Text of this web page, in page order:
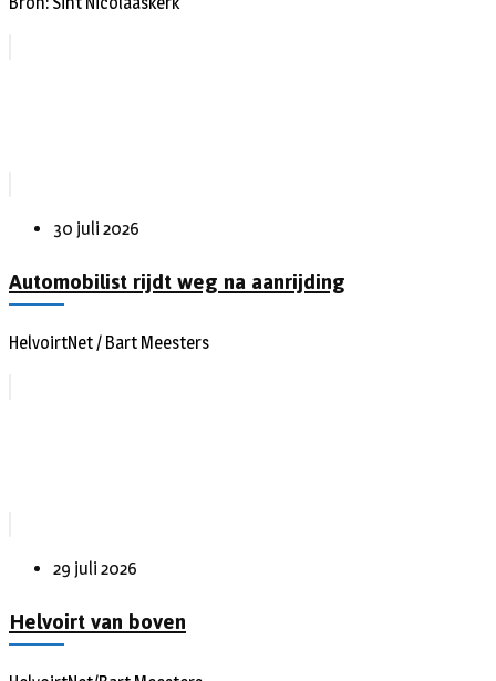
30 juli 2026
Automobilist rijdt weg na aanrijding
HelvoirtNet / Bart Meesters
29 juli 2026
Helvoirt van boven